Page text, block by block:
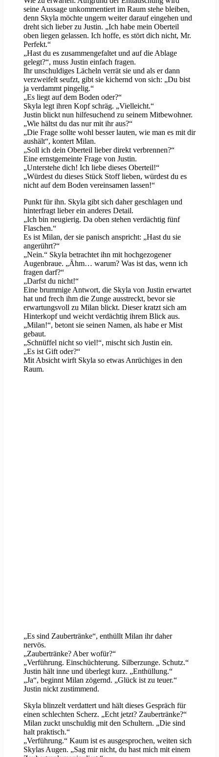
seine Aussage unkommentiert im Raum stehe bleiben,
denn Skyla möchte ungern weiter darauf eingehen und
dreht sich lieber zu Justin. „Ich habe mein Oberteil
oben liegen gelassen. Ich hoffe, es stört dich nicht, Mr.
Perfekt.“
„Hast du es zusammengefaltet und auf die Ablage
gelegt?“, muss Justin einfach fragen.
Ihr unschuldiges Lächeln verrät sie und als er dann
verzweifelt seufzt, gibt sie kichernd von sich: „Du bist
ja verdammt pingelig.“
„Es liegt auf dem Boden oder?“
Skyla legt ihren Kopf schräg. „Vielleicht.“
Justin blickt nun hilfesuchend zu seinem Mitbewohner.
„Wie hältst du das nur mit ihr aus?“
„Die Frage sollte wohl besser lauten, wie man es mit dir
aushält“, kontert Milan.
„Soll ich dein Oberteil lieber direkt verbrennen?“
Eine ernstgemeinte Frage von Justin.
„Unterstehe dich! Ich liebe dieses Oberteil!“
„Würdest du dieses Stück Stoff lieben, würdest du es
nicht auf dem Boden vereinsamen lassen!“
Punkt für ihn. Skyla gibt sich daher geschlagen und
hinterfragt lieber ein anderes Detail.
„Ich bin neugierig. Da oben stehen verdächtig fünf
Flaschen.“
Es ist Milan, der sie panisch anspricht: „Hast du sie
angerührt?“
„Nein.“ Skyla betrachtet ihn mit hochgezogener
Augenbraue. „Ähm… warum? Was ist das, wenn ich
fragen darf?“
„Darfst du nicht!“
Eine brummige Antwort, die Skyla von Justin erwartet
hat und frech ihm die Zunge ausstreckt, bevor sie
erwartungsvoll zu Milan blickt. Dieser kratzt sich am
Hinterkopf und weicht verdächtig ihrem Blick aus.
„Milan!“, betont sie seinen Namen, als habe er Mist
gebaut.
„Schnüffel nicht so viel!“, mischt sich Justin ein.
„Es ist Gift oder?“
Mit Absicht wirft Skyla so etwas Anrüchiges in den
Raum.
„Es sind Zaubertränke“, enthüllt Milan ihr daher
nervös.
„Zaubertränke? Aber wofür?“
„Verführung. Einschüchterung. Silberzunge. Schutz.“
Justin hält inne und überlegt kurz. „Enthüllung.“
„Ja“, beginnt Milan zögernd. „Glück ist zu teuer.“
Justin nickt zustimmend.
Skyla blinzelt verdattert und hält dieses Gespräch für
einen schlechten Scherz. „Echt jetzt? Zaubertränke?“
Milan zuckt unschuldig mit den Schultern. „Die sind
halt praktisch.“
„Verführung.“ Kaum ist es ausgesprochen, weiten sich
Skylas Augen. „Sag mir nicht, du hast mich mit einem